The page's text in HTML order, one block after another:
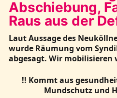
Abschiebung,
Raus aus der
Laut Aussage des
wurde Räumung vom
abgesagt. Wir mobilisieren
!! Kommt aus
Mundschutz und